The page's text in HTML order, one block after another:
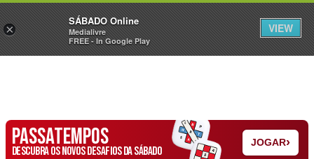
Sábado Assine Iniciar Sessão
PASSATEMPOS
DESCUBRA OS NOVOS DESAFIOS DA SÁBADO
JOGAR›
×
SÁBADO Online
Medialivre
FREE - In Google Play
VIEW